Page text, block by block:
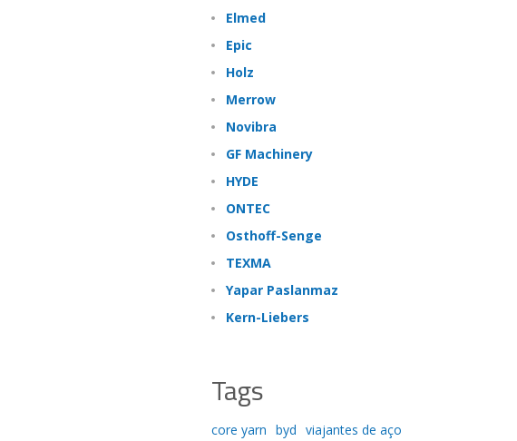
Elmed
Epic
Holz
Merrow
Novibra
GF Machinery
HYDE
ONTEC
Osthoff-Senge
TEXMA
Yapar Paslanmaz
Kern-Liebers
Tags
core yarn byd viajantes de aço